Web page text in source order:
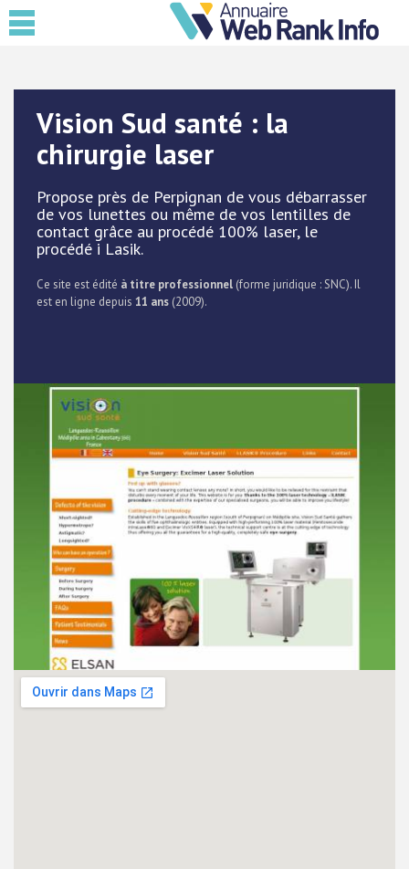
Vision Sud santé : la
chirurgie laser
Propose près de Perpignan de vous débarrasser
de vos lunettes ou même de vos lentilles de
contact grâce au procédé 100% laser, le
procédé i Lasik.
Ce site est édité à titre professionnel (forme juridique : SNC). Il
est en ligne depuis 11 ans (2009).